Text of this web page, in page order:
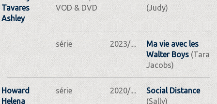
Tavares
Ashley
VOD & DVD
(Judy)
série 2023/....
Ma vie avec les
Walter Boys(Tara
Jacobs)
Howard
Helena
série 2020/....
Social Distance
(Sally)